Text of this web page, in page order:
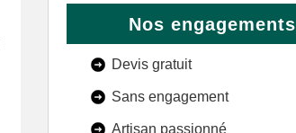
Nos engagements
Devis gratuit
Sans engagement
Artisan passionné